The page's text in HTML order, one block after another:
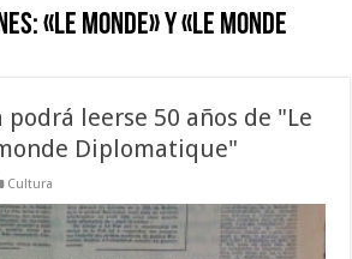
«Le Monde» y «Le monde
podrá leerse 50 años de "Le
Diplomatique"
Cultura